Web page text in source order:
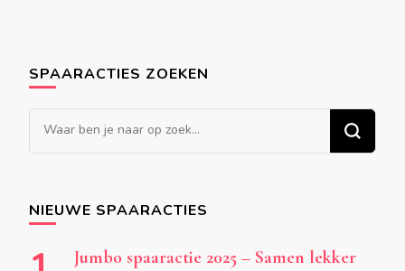
SPAARACTIES ZOEKEN
Op
zoek
NIEUWE SPAARACTIES
Jumbo spaaractie 2025 – Samen lekker